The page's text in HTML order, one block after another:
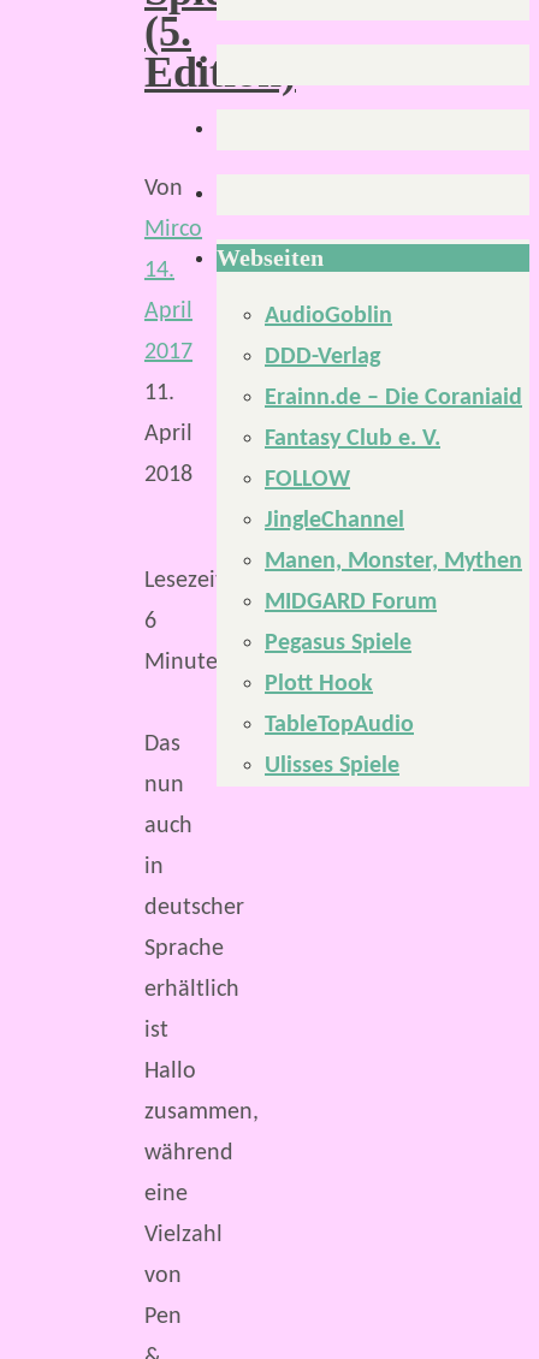
(5.
Edition)
Von
Mirco
14.
April
2017
11.
April
2018
Lesezeit:
6
Minuten
Das
nun
auch
in
deutscher
Sprache
erhältlich
ist
Hallo
zusammen,
während
eine
Vielzahl
von
Pen
Webseiten
AudioGoblin
DDD-Verlag
Erainn.de – Die Coraniaid
Fantasy Club e. V.
FOLLOW
JingleChannel
Manen, Monster, Mythen
MIDGARD Forum
Pegasus Spiele
Plott Hook
TableTopAudio
Ulisses Spiele